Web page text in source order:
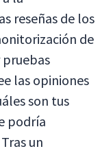
reseñas de los
de
las opiniones
son tus
podría
un